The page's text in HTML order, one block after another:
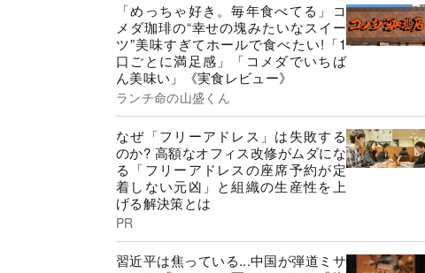
「めっちゃ好き。毎年食べてる」コ
メダ珈琲の“幸せの塊みたいなスイー
ツ”美味すぎてホールで食べたい!「1
口ごとに満足感」「コメダでいちば
ん美味い」《実食レビュー》
ランチ命の山盛くん
なぜ「フリーアドレス」は失敗する
のか? 高額なオフィス改修がムダにな
る「フリーアドレスの座席予約が定
着しない元凶」と組織の生産性を上
げる解決策とは
PR
習近平は焦っている...中国が弾道ミサ